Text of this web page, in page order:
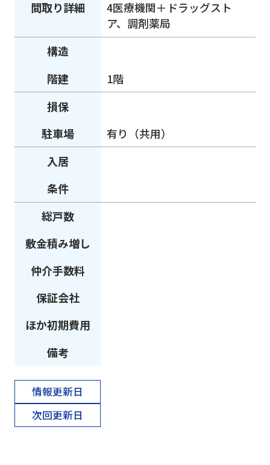
間取り詳細
4医療機関＋ドラッグスト
ア、調剤薬局
構造
階建
1階
損保
駐車場
有り（共用）
入居
条件
総戸数
敷金積み増し
仲介手数料
保証会社
ほか初期費用
備考
情報更新日
次回更新日